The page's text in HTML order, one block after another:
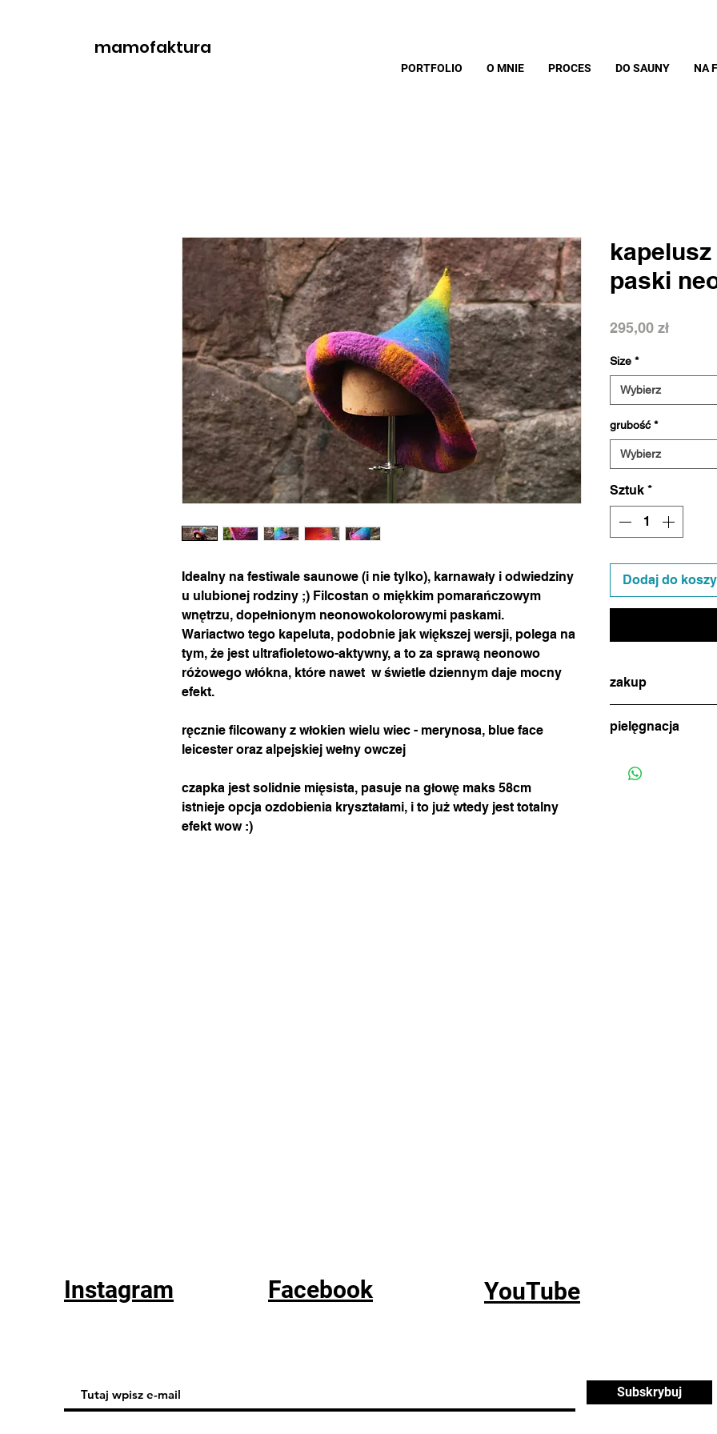
mamofaktura
PORTFOLIO O MNIE PROCES DO SAUNY NA
Idealny na festiwale saunowe (i nie tylko), karnawały i odwiedziny
u ulubionej rodziny ;) Filcostan o miękkim pomarańczowym
wnętrzu, dopełnionym neonowokolorowymi paskami.
Wariactwo tego kapeluta, podobnie jak większej wersji, polega na
tym, że jest ultrafioletowo-aktywny, a to za sprawą neonowo
różowego włókna, które nawet w świetle dziennym daje mocny
efekt.
ręcznie filcowany z włokien wielu wiec - merynosa, blue face
leicester oraz alpejskiej wełny owczej
czapka jest solidnie mięsista, pasuje na głowę maks 58cm
istnieje opcja ozdobienia kryształami, i to już wtedy jest totalny
efekt wow :)
paski
295,00 złCena
Size *
Wybierz
grubość *
Wybierz
Sztuk *
Dodaj do
zakup
w celu uzgodnienia
szczegółach transakcji
pielęgnacja
ręcznie, w letniej
Instagram Facebook YouTube
Subskrybuj